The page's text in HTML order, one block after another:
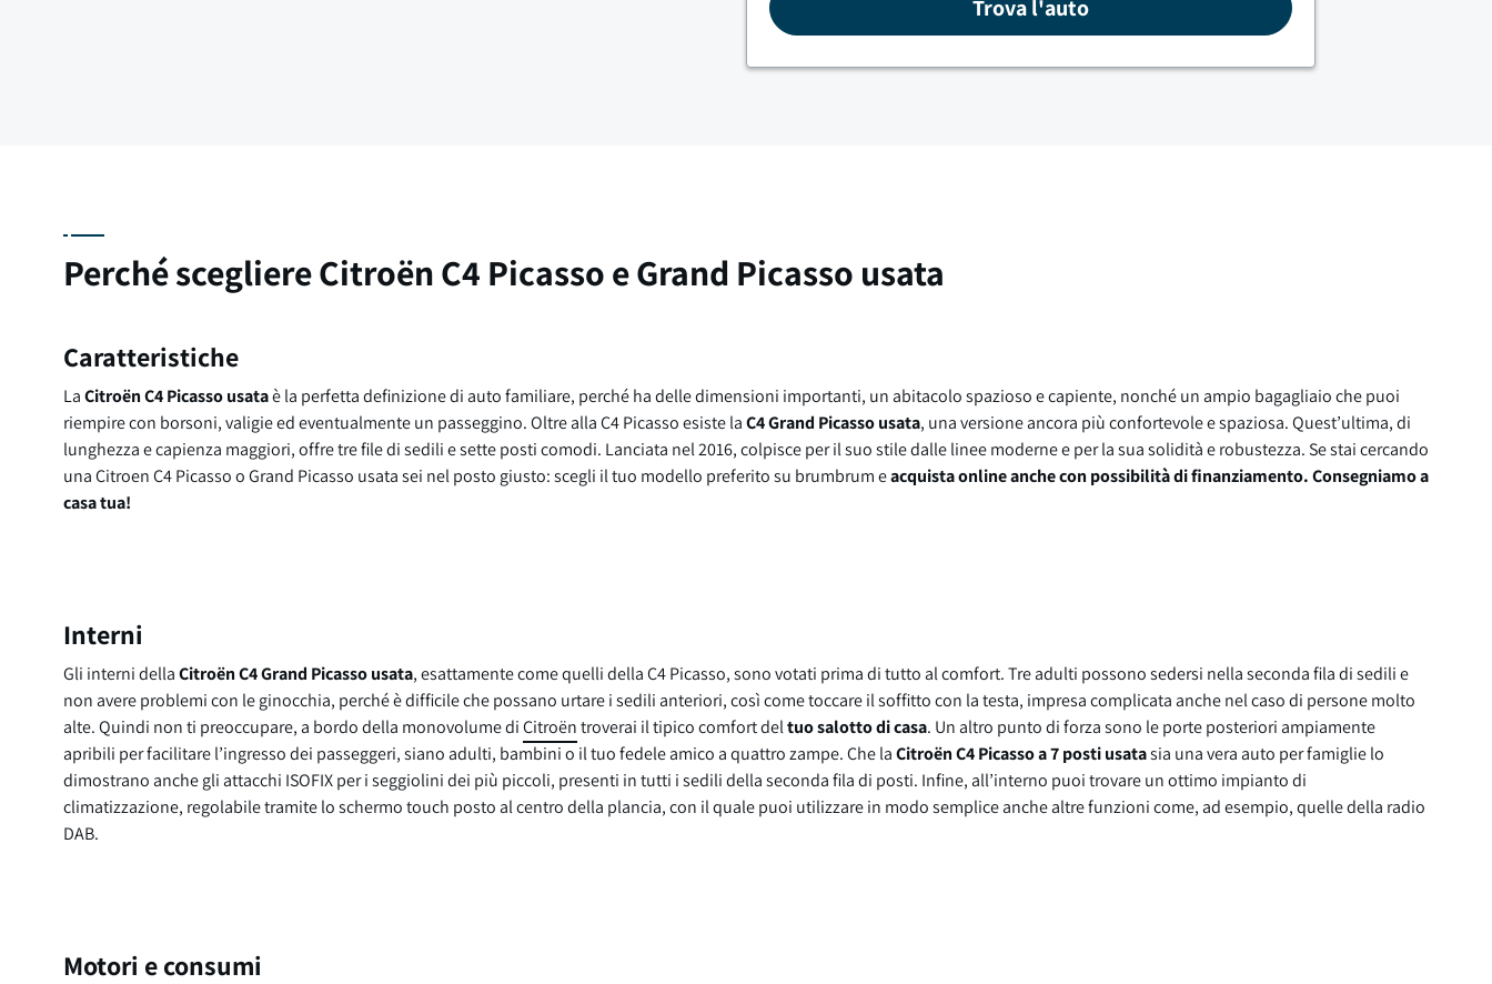
Trova l'auto
Perché scegliere Citroën C4 Picasso e Grand Picasso usata
Caratteristiche
LaCitroën C4 Picasso usataè la perfetta definizione di auto familiare, perché ha delle dimensioni importanti, un abitacolo spazioso e capiente, nonché un ampio bagagliaio che puoi
riempire con borsoni, valigie ed eventualmente un passeggino. Oltre alla C4 Picasso esiste laC4 Grand Picasso usata, una versione ancora più confortevole e spaziosa. Quest’ultima, di
lunghezza e capienza maggiori, offre tre file di sedili e sette posti comodi. Lanciata nel 2016, colpisce per il suo stile dalle linee moderne e per la sua solidità e robustezza. Se stai cercando
una Citroen C4 Picasso o Grand Picasso usata sei nel posto giusto: scegli il tuo modello preferito su brumbrum eacquista online anche con possibilità di finanziamento. Consegniamo a
casa tua!
Interni
Gli interni dellaCitroën C4 Grand Picasso usata, esattamente come quelli della C4 Picasso, sono votati prima di tutto al comfort. Tre adulti possono sedersi nella seconda fila di sedili e
non avere problemi con le ginocchia, perché è difficile che possano urtare i sedili anteriori, così come toccare il soffitto con la testa, impresa complicata anche nel caso di persone molto
alte. Quindi non ti preoccupare, a bordo della monovolume diCitroëntroverai il tipico comfort deltuo salotto di casa. Un altro punto di forza sono le porte posteriori ampiamente
apribili per facilitare l’ingresso dei passeggeri, siano adulti, bambini o il tuo fedele amico a quattro zampe. Che laCitroën C4 Picasso a 7 posti usatasia una vera auto per famiglie lo
dimostrano anche gli attacchi ISOFIX per i seggiolini dei più piccoli, presenti in tutti i sedili della seconda fila di posti. Infine, all’interno puoi trovare un ottimo impianto di
climatizzazione, regolabile tramite lo schermo touch posto al centro della plancia, con il quale puoi utilizzare in modo semplice anche altre funzioni come, ad esempio, quelle della radio
DAB.
Motori e consumi